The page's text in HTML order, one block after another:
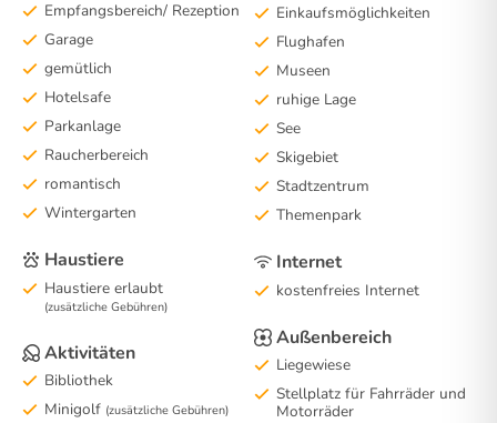
Empfangsbereich/ Rezeption
Garage
gemütlich
Hotelsafe
Parkanlage
Raucherbereich
romantisch
Wintergarten
Haustiere
Haustiere erlaubt
(zusätzliche Gebühren)
Aktivitäten
Bibliothek
Minigolf (zusätzliche Gebühren)
Einkaufsmöglichkeiten
Flughafen
Museen
ruhige Lage
See
Skigebiet
Stadtzentrum
Themenpark
Internet
kostenfreies Internet
Außenbereich
Liegewiese
Stellplatz für Fahrräder und
Motorräder